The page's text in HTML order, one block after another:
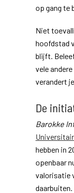
op gang te
Niet
hoofdstad
blijft.
vele
verandert
De
Barokke
hebben in
openbaar
valorisatie